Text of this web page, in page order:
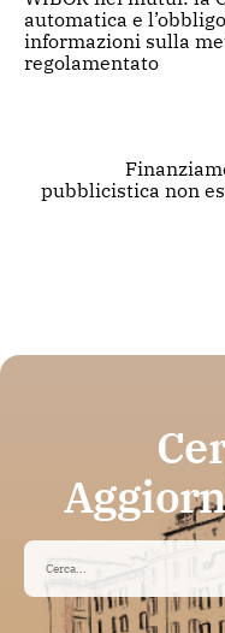
automatica e
informazioni sulla
regolamentato
pubblicistica non